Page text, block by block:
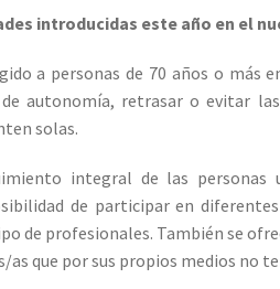
introducidas este año en el
a personas de 70 años o más
autonomía, retrasar o evitar
solas.
integral de las personas
de participar en
de profesionales. También se
as que por sus propios medios no